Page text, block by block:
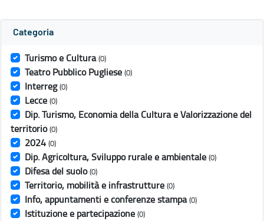
Categoria
Turismo e Cultura (0)
Teatro Pubblico Pugliese (0)
Interreg (0)
Lecce (0)
Dip. Turismo, Economia della Cultura e Valorizzazione del
territorio (0)
2024 (0)
Dip. Agricoltura, Sviluppo rurale e ambientale (0)
Difesa del suolo (0)
Territorio, mobilità e infrastrutture (0)
Info, appuntamenti e conferenze stampa (0)
Istituzione e partecipazione (0)